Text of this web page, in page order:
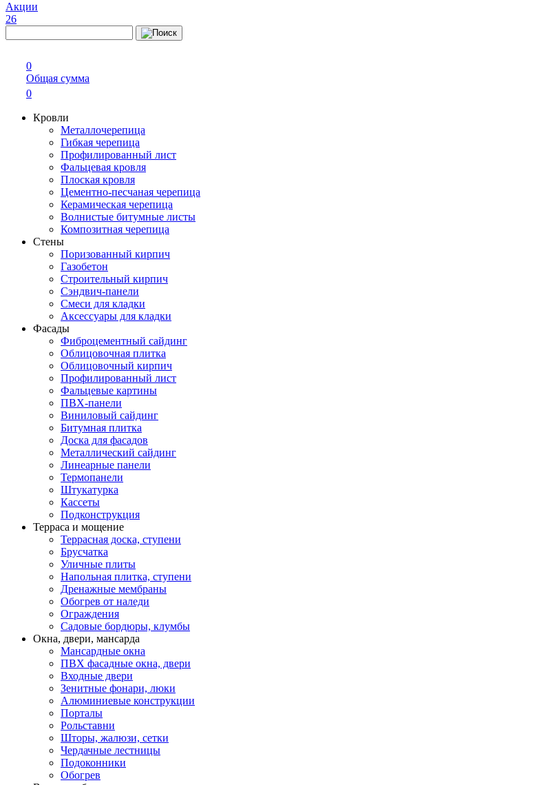
Акции
26
0
Общая сумма
0
Кровли
Металлочерепица
Гибкая черепица
Профилированный лист
Фальцевая кровля
Плоская кровля
Цементно-песчаная черепица
Керамическая черепица
Волнистые битумные листы
Композитная черепица
Стены
Поризованный кирпич
Газобетон
Строительный кирпич
Сэндвич-панели
Смеси для кладки
Аксессуары для кладки
Фасады
Фиброцементный сайдинг
Облицовочная плитка
Облицовочный кирпич
Профилированный лист
Фальцевые картины
ПВХ-панели
Виниловый сайдинг
Битумная плитка
Доска для фасадов
Металлический сайдинг
Линеарные панели
Термопанели
Штукатурка
Кассеты
Подконструкция
Терраса и мощение
Террасная доска, ступени
Брусчатка
Уличные плиты
Напольная плитка, ступени
Дренажные мембраны
Обогрев от наледи
Ограждения
Садовые бордюры, клумбы
Окна, двери, мансарда
Мансардные окна
ПВХ фасадные окна, двери
Входные двери
Зенитные фонари, люки
Алюминиевые конструкции
Порталы
Рольставни
Шторы, жалюзи, сетки
Чердачные лестницы
Подоконники
Обогрев